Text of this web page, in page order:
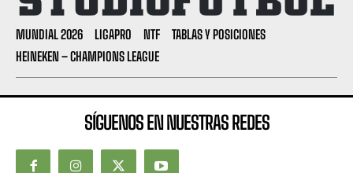
MUNDIAL 2026 LIGAPRO NTF
TABLAS Y POSICIONES
HEINEKEN – CHAMPIONS LEAGUE
SÍGUENOS EN NUESTRAS REDES